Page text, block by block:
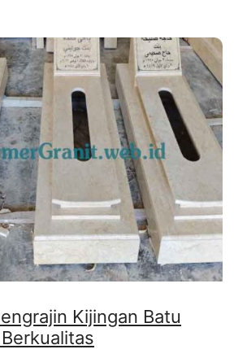
Kijingan Batu